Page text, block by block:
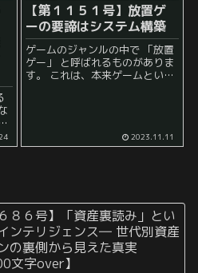
【第１１５１号】放置ゲ
ーの要諦はシステム構築
ゲームのジャンルの中で 「放置
ゲー」 と呼ばれるものがありま
す。 これは、本来ゲームという
2023.11.11
８６号】「資産裏読み」とい
ンテリジェンス― 世代別資産
の裏側から見えた真実
文字over】